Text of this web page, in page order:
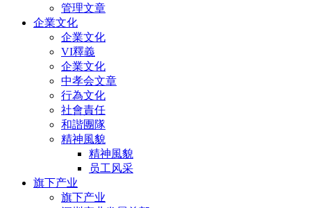
管理文章
企業文化
企業文化
VI釋義
企業文化
中孝会文章
行為文化
社會責任
和諧團隊
精神風貌
精神風貌
员工风采
旗下产业
旗下产业